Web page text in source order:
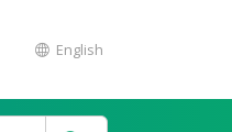
English